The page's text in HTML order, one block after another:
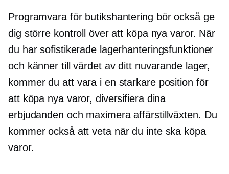
Programvara för butikshantering bör också ge
dig större kontroll över att köpa nya varor. När
du har sofistikerade lagerhanteringsfunktioner
och känner till värdet av ditt nuvarande lager,
kommer du att vara i en starkare position för
att köpa nya varor, diversifiera dina
erbjudanden och maximera affärstillväxten. Du
kommer också att veta när du inte ska köpa
varor.